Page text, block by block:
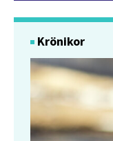
Krönikor